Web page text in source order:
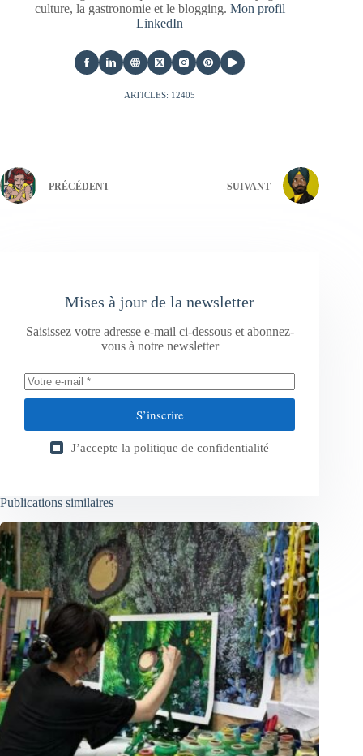
culture, la gastronomie et le blogging. Mon profil
LinkedIn
ARTICLES: 12405
PRÉCÉDENT SUIVANT
Mises à jour de la newsletter
Saisissez votre adresse e-mail ci-dessous et abonnez-
vous à notre newsletter
S’inscrire
J’accepte la politique de confidentialité
Publications similaires